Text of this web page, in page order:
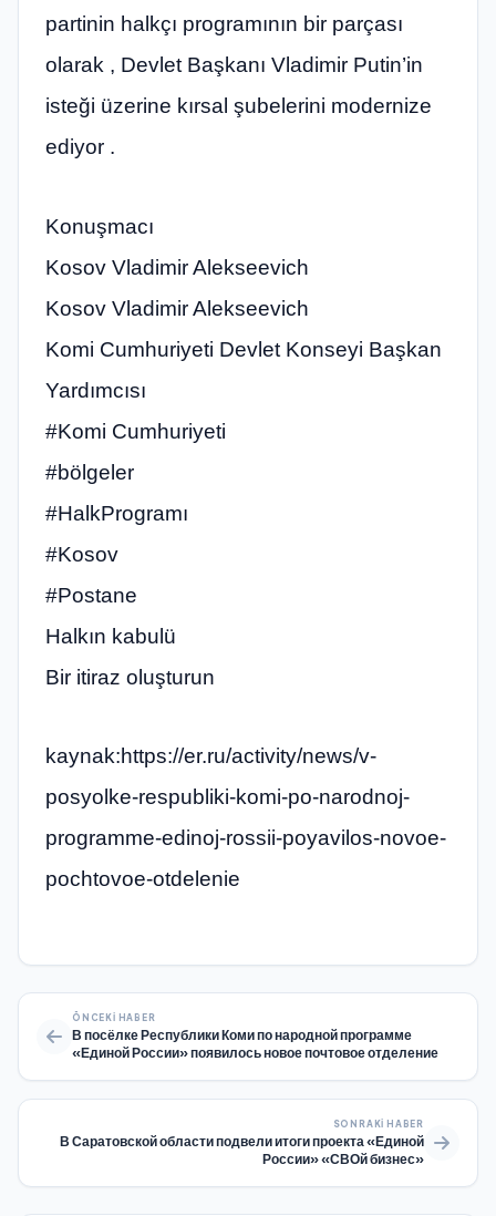
partinin halkçı programının bir parçası
olarak , Devlet Başkanı Vladimir Putin’in
isteği üzerine kırsal şubelerini modernize
ediyor .
Konuşmacı
Kosov Vladimir Alekseevich
Kosov Vladimir Alekseevich
Komi Cumhuriyeti Devlet Konseyi Başkan
Yardımcısı
#Komi Cumhuriyeti
#bölgeler
#HalkProgramı
#Kosov
#Postane
Halkın kabulü
Bir itiraz oluşturun
kaynak:https://er.ru/activity/news/v-
posyolke-respubliki-komi-po-narodnoj-
programme-edinoj-rossii-poyavilos-novoe-
pochtovoe-otdelenie
ÖNCEKI HABER
В посёлке Республики Коми по народной программе
«Единой России» появилось новое почтовое отделение
SONRAKI HABER
В Саратовской области подвели итоги проекта «Единой
России» «СВОй бизнес»